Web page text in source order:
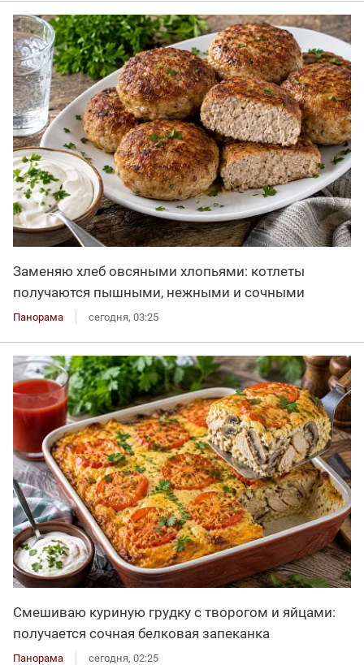
Заменяю хлеб овсяными хлопьями: котлеты
получаются пышными, нежными и сочными
Панорама сегодня, 03:25
Смешиваю куриную грудку с творогом и яйцами:
получается сочная белковая запеканка
Панорама сегодня, 02:25